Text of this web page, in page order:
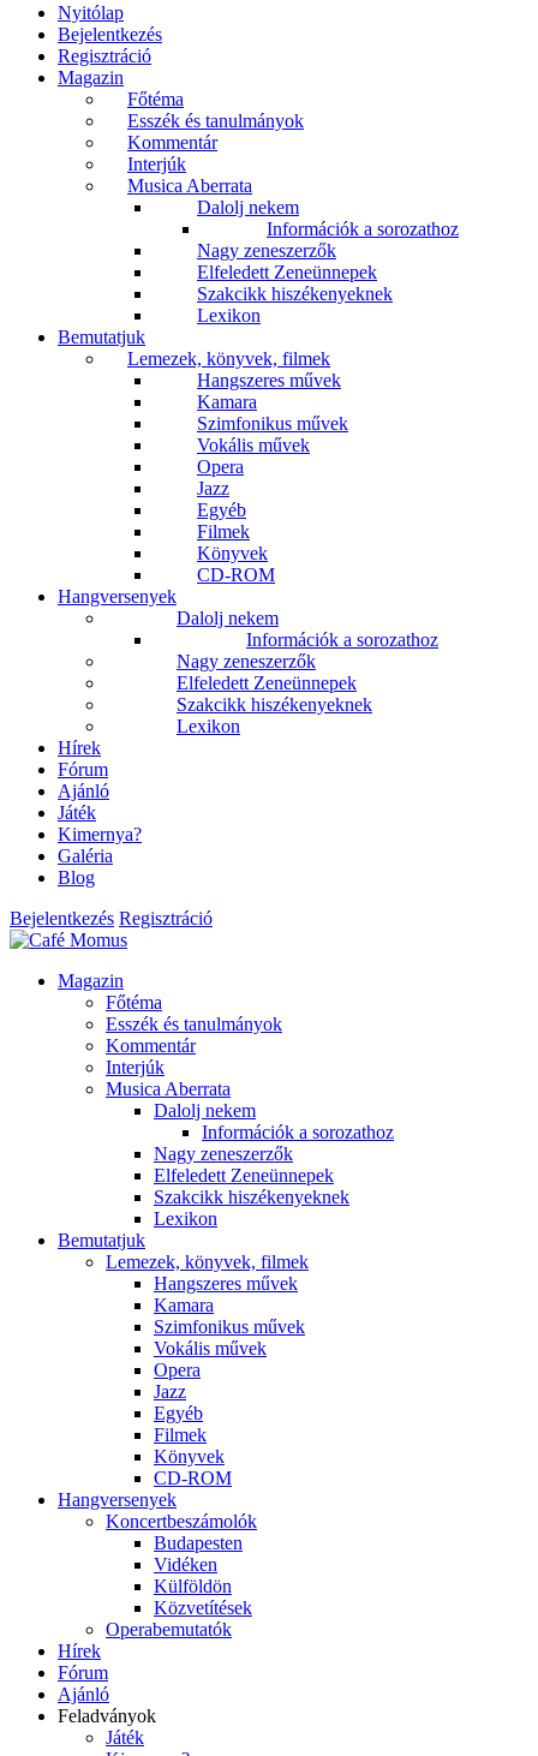
Nyitólap
Bejelentkezés
Regisztráció
Magazin
Főtéma
Esszék és tanulmányok
Kommentár
Interjúk
Musica Aberrata
Dalolj nekem
Információk a sorozathoz
Nagy zeneszerzők
Elfeledett Zeneünnepek
Szakcikk hiszékenyeknek
Lexikon
Bemutatjuk
Lemezek, könyvek, filmek
Hangszeres művek
Kamara
Szimfonikus művek
Vokális művek
Opera
Jazz
Egyéb
Filmek
Könyvek
CD-ROM
Hangversenyek
Dalolj nekem
Információk a sorozathoz
Nagy zeneszerzők
Elfeledett Zeneünnepek
Szakcikk hiszékenyeknek
Lexikon
Hírek
Fórum
Ajánló
Játék
Kimernya?
Galéria
Blog
Bejelentkezés Regisztráció
Magazin
Főtéma
Esszék és tanulmányok
Kommentár
Interjúk
Musica Aberrata
Dalolj nekem
Információk a sorozathoz
Nagy zeneszerzők
Elfeledett Zeneünnepek
Szakcikk hiszékenyeknek
Lexikon
Bemutatjuk
Lemezek, könyvek, filmek
Hangszeres művek
Kamara
Szimfonikus művek
Vokális művek
Opera
Jazz
Egyéb
Filmek
Könyvek
CD-ROM
Hangversenyek
Koncertbeszámolók
Budapesten
Vidéken
Külföldön
Közvetítések
Operabemutatók
Hírek
Fórum
Ajánló
Feladványok
Játék